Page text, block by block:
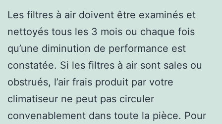
Les filtres à air doivent être examinés et
nettoyés tous les 3 mois ou chaque fois
qu’une diminution de performance est
constatée. Si les filtres à air sont sales ou
obstrués, l’air frais produit par votre
climatiseur ne peut pas circuler
convenablement dans toute la pièce. Pour